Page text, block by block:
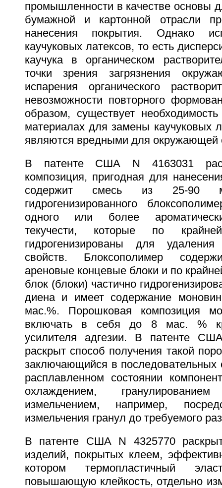
промышленности в качестве основы
бумажной и картонной отрасли
нанесения покрытия. Однако
каучуковых латексов, то есть
каучука в органическом
точки зрения загрязнения
испарения органического
невозможности повторного
образом, существует
материалах для замены каучуковых
являются вредными для окружающей
В патенте США N 4163031
композиция, пригодная для
содержит смесь из 25-90
гидрогенизированного
одного или более
текучести, которые по
гидрогенизированы для
свойств. Блоксополимер
ареновые концевые блоки и по
блок (блоки) частично
диена и имеет содержание
мас.%. Порошковая композиция
включать в себя до 8 мас. %
усилителя адгезии. В патенте
раскрыт способ получения такой
заключающийся в последовательных
расплавленном состоянии
охлаждением,
измельчением, например,
измельчения гранул до требуемого
В патенте США N 4325770
изделий, покрытых клеем,
котором термопластичный
повышающую клейкость, отдельно